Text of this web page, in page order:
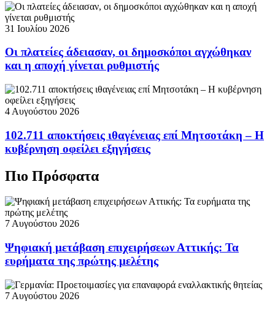
31 Ιουλίου 2026
Οι πλατείες άδειασαν, οι δημοσκόποι αγχώθηκαν
και η αποχή γίνεται ρυθμιστής
4 Αυγούστου 2026
102.711 αποκτήσεις ιθαγένειας επί Μητσοτάκη – Η
κυβέρνηση οφείλει εξηγήσεις
Πιο Πρόσφατα
7 Αυγούστου 2026
Ψηφιακή μετάβαση επιχειρήσεων Αττικής: Τα
ευρήματα της πρώτης μελέτης
7 Αυγούστου 2026